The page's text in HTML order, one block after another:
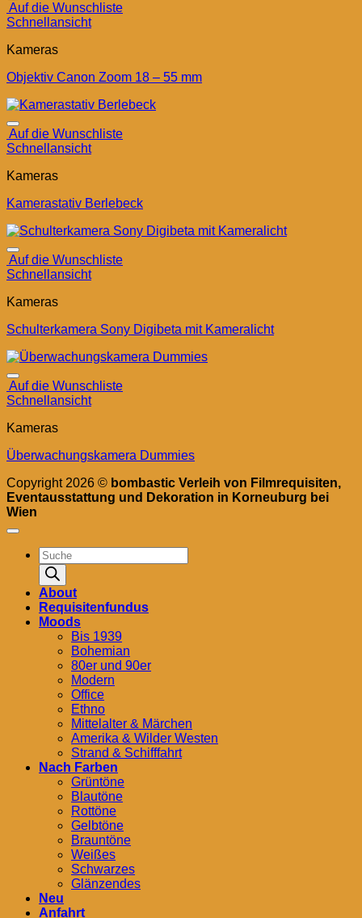
Auf die Wunschliste
Schnellansicht
Kameras
Objektiv Canon Zoom 18 – 55 mm
Auf die Wunschliste
Schnellansicht
Kameras
Kamerastativ Berlebeck
Auf die Wunschliste
Schnellansicht
Kameras
Schulterkamera Sony Digibeta mit Kameralicht
Auf die Wunschliste
Schnellansicht
Kameras
Überwachungskamera Dummies
Copyright 2026 © bombastic Verleih von Filmrequisiten,
Eventausstattung und Dekoration in Korneuburg bei
Wien
Products
search
About
Requisitenfundus
Moods
Bis 1939
Bohemian
80er und 90er
Modern
Office
Ethno
Mittelalter & Märchen
Amerika & Wilder Westen
Strand & Schifffahrt
Nach Farben
Grüntöne
Blautöne
Rottöne
Gelbtöne
Brauntöne
Weißes
Schwarzes
Glänzendes
Neu
Anfahrt